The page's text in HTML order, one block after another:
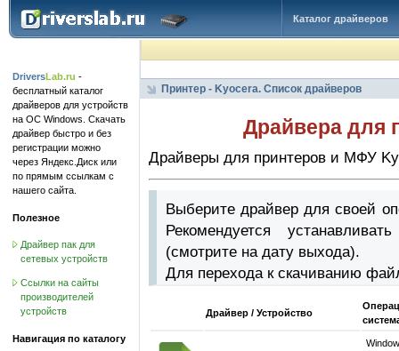
Каталог драйверов
DriversLab.ru -
бесплатный каталог
драйверов для устройств
на ОС Windows. Скачать
драйвер быстро и без
регистрации можно
через Яндекс.Диск или
по прямым ссылкам с
нашего сайта.
Полезное
Драйвер пак для
сетевых устройств
Ссылки на сайты
производителей
устройств
Навигация по каталогу
Принтер - Kyocera. Список драйверов
Драйвера для
Драйверы для принтеров и МФУ
Выберите драйвер для своей
Рекомендуется
(смотрите на дату выхода).
Для перехода к скачиванию
Драйвер / Устройство